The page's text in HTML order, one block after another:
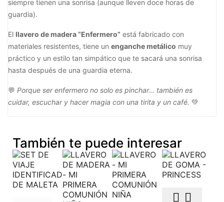
siempre tienen una sonrisa (aunque lleven doce horas de
guardia).
El llavero de madera “Enfermero” está fabricado con
materiales resistentes, tiene un enganche metálico muy
práctico y un estilo tan simpático que te sacará una sonrisa
hasta después de una guardia eterna.
💬 Porque ser enfermero no solo es pinchar… también es
cuidar, escuchar y hacer magia con una tirita y un café. 💚
También te puede interesar
 